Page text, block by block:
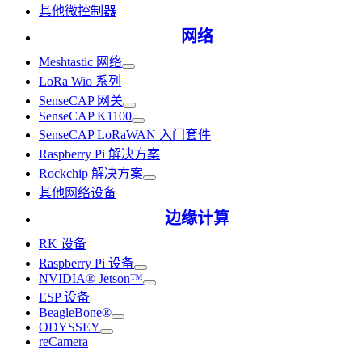
其他微控制器
网络
Meshtastic 网络
LoRa Wio 系列
SenseCAP 网关
SenseCAP K1100
SenseCAP LoRaWAN 入门套件
Raspberry Pi 解决方案
Rockchip 解决方案
其他网络设备
边缘计算
RK 设备
Raspberry Pi 设备
NVIDIA® Jetson™
ESP 设备
BeagleBone®
ODYSSEY
reCamera